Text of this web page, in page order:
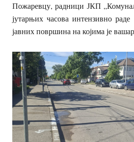
Пожаревцу, радници ЈКП
јутарњих часова интензивно
јавних површина на којима је